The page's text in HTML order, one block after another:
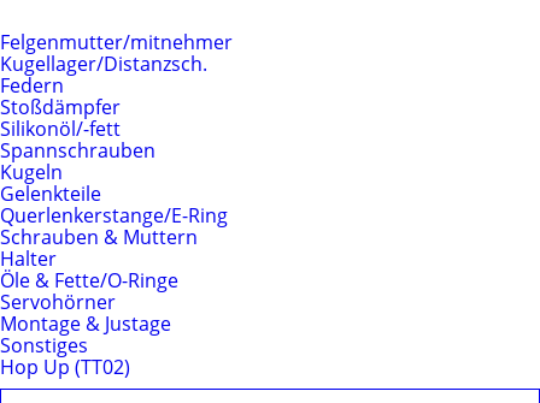
Felgenmutter/mitnehmer
Kugellager/Distanzsch.
Federn
Stoßdämpfer
Silikonöl/-fett
Spannschrauben
Kugeln
Gelenkteile
Querlenkerstange/E-Ring
Schrauben & Muttern
Halter
Öle & Fette/O-Ringe
Servohörner
Montage & Justage
Sonstiges
Hop Up (TT02)